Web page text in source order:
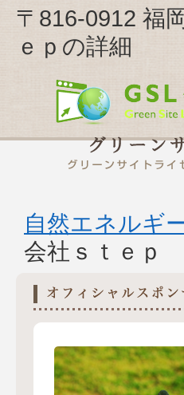
〒816-0912 福
ｅｐの詳細
自然エネルギ
会社ｓｔｅｐ